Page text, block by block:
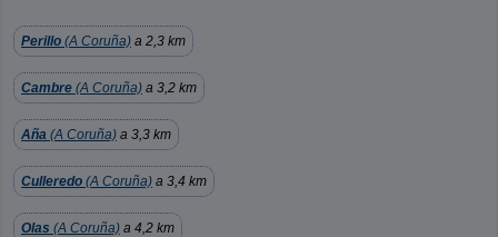
Perillo (A Coruña) a 2,3 km
Cambre (A Coruña) a 3,2 km
Aña (A Coruña) a 3,3 km
Culleredo (A Coruña) a 3,4 km
Olas (A Coruña) a 4,2 km